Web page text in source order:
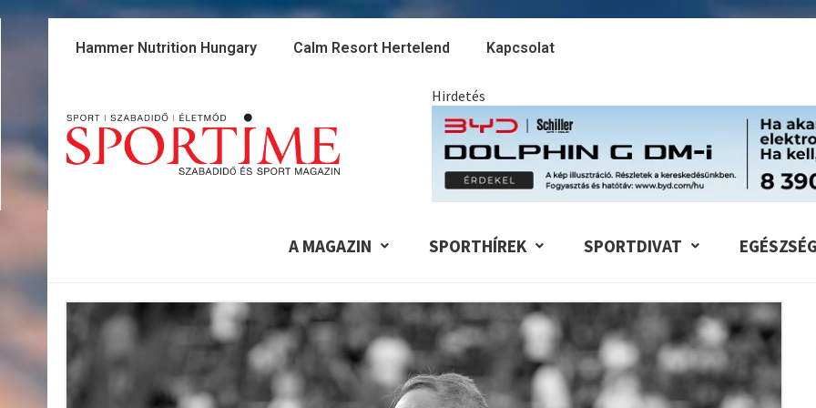
Hammer Nutrition Hungary Calm Resort Hertelend Kapcsolat
Hirdetés
A MAGAZIN SPORTHÍREK SPORTDIVAT EGÉSZSÉG